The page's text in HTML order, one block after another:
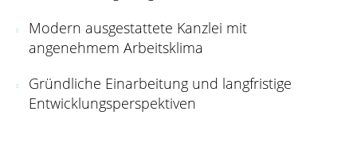
Modern ausgestattete Kanzlei mit
angenehmem Arbeitsklima
Gründliche Einarbeitung und langfristige
Entwicklungsperspektiven